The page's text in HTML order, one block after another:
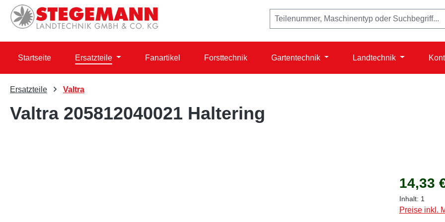
Hauptinhalt springen
Zur Suche springen
Zur Hauptnavigation springen
Startseite Ersatzteile Fanartikel Forsttechnik Gartentechnik Landtechnik
Ersatzteile Valtra
Valtra 205812040021 Haltering
Regulärer
14,33
Inhalt: 1
Preise inkl.